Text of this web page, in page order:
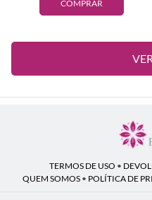
COMPRAR
TERMOS DE USO •
QUEM SOMOS • POLÍTICA DE